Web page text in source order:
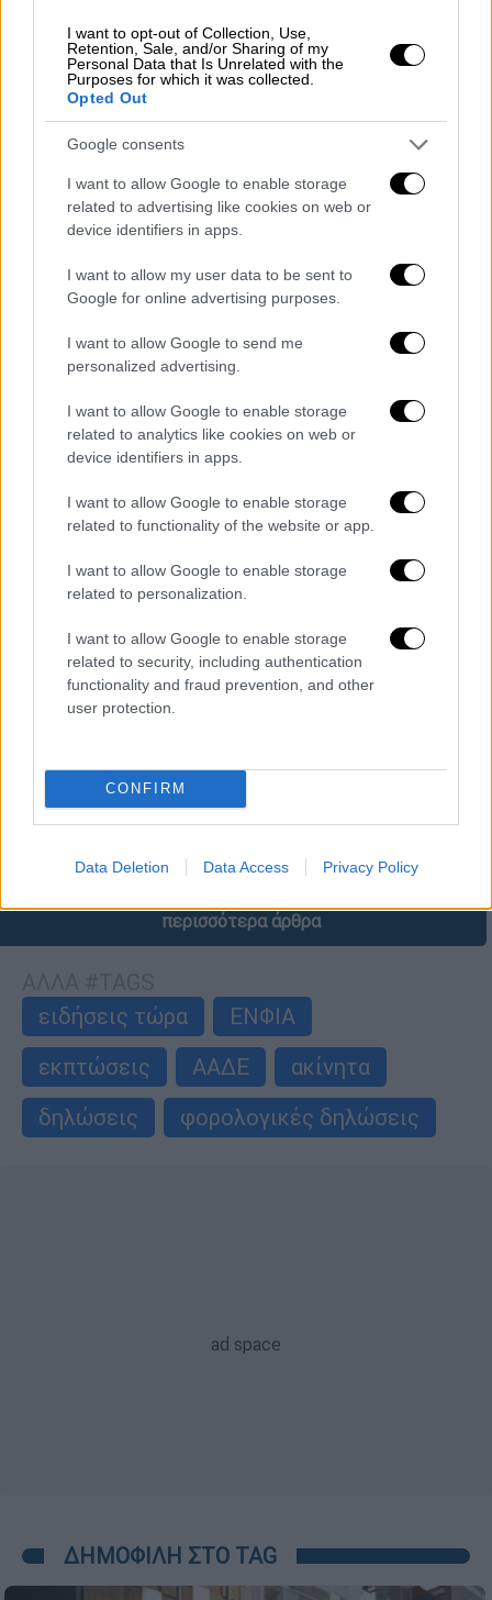
I want to opt-out of Collection, Use,
Retention, Sale, and/or Sharing of my
Personal Data that Is Unrelated with the
Purposes for which it was collected.
Opted Out
Google consents
I want to allow Google to enable storage
related to advertising like cookies on web or
device identifiers in apps.
I want to allow my user data to be sent to
Google for online advertising purposes.
I want to allow Google to send me
personalized advertising.
I want to allow Google to enable storage
related to analytics like cookies on web or
device identifiers in apps.
I want to allow Google to enable storage
related to functionality of the website or app.
I want to allow Google to enable storage
related to personalization.
I want to allow Google to enable storage
related to security, including authentication
functionality and fraud prevention, and other
user protection.
CONFIRM
Data Deletion Data Access Privacy Policy
Οικονομία| 25.01.2026 04:00
Φορολογικές δηλώσεις 2026: Πώς θα
πάρετε έκπτωση 4% στον φόρο
Πώς να το κερδίσετε
Φορολογικές δηλώσεις 2026: Πώς θα
πάρετε έκπτωση 4% στον φόρο
περισσότερα άρθρα
ειδήσεις τώρα
ΕΝΦΙΑ
εκπτώσεις
ΑΑΔΕ
ακίνητα
δηλώσεις
φορολογικές δηλώσεις
ΔΗΜΟΦΙΛΗ ΣΤΟ TAG